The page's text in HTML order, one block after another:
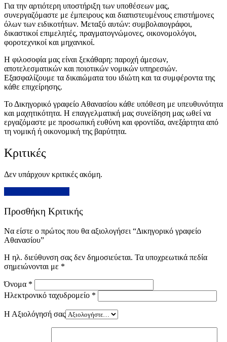
Για την αρτιότερη υποστήριξη των υποθέσεων μας,
συνεργαζόμαστε με έμπειρους και διαπιστευμένους επιστήμονες
όλων των ειδικοτήτων. Μεταξύ αυτών: συμβολαιογράφοι,
δικαστικοί επιμελητές, πραγματογνώμονες, οικονομολόγοι,
φοροτεχνικοί και μηχανικοί.
Η φιλοσοφία μας είναι ξεκάθαρη: παροχή άμεσων,
αποτελεσματικών και ποιοτικών νομικών υπηρεσιών.
Εξασφαλίζουμε τα δικαιώματα του ιδιώτη και τα συμφέροντα της
κάθε επιχείρησης.
Το Δικηγορικό γραφείο Αθανασίου κάθε υπόθεση με υπευθυνότητα
και μαχητικότητα. Η επαγγελματική μας συνείδηση μας ωθεί να
εργαζόμαστε με προσωπική ευθύνη και φροντίδα, ανεξάρτητα από
τη νομική ή οικονομική της βαρύτητα.
Κριτικές
Δεν υπάρχουν κριτικές ακόμη.
Προσθήκη Κριτικής
Να είστε ο πρώτος που θα αξιολογήσει “Δικηγορικό γραφείο
Αθανασίου”
Η ηλ. διεύθυνση σας δεν δημοσιεύεται. Τα υποχρεωτικά πεδία
σημειώνονται με *
Όνομα *
Ηλεκτρονικό ταχυδρομείο *
Η Αξιολόγησή σας